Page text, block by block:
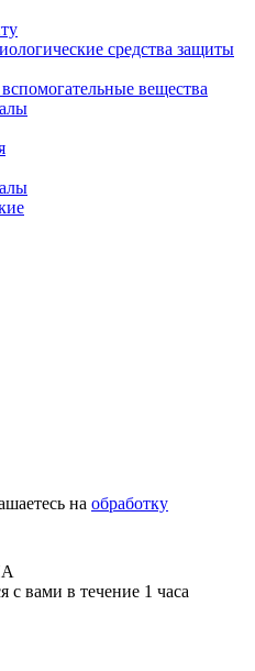
средства защиты
вещества
на обработку
с вами в течение 1 часа